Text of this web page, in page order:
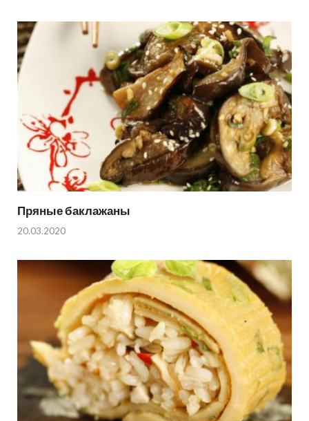
Пряные баклажаны
20.03.2020